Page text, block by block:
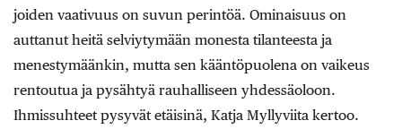
joiden vaativuus on suvun perintöä. Ominaisuus on
auttanut heitä selviytymään monesta tilanteesta ja
menestymäänkin, mutta sen kääntöpuolena on vaikeus
rentoutua ja pysähtyä rauhalliseen yhdessäoloon.
Ihmissuhteet pysyvät etäisinä, Katja Myllyviita kertoo.